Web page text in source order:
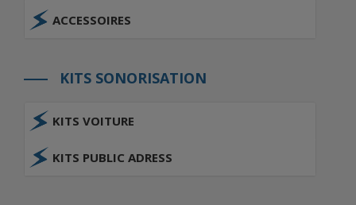
ACCESSOIRES
KITS SONORISATION
KITS VOITURE
KITS PUBLIC ADRESS